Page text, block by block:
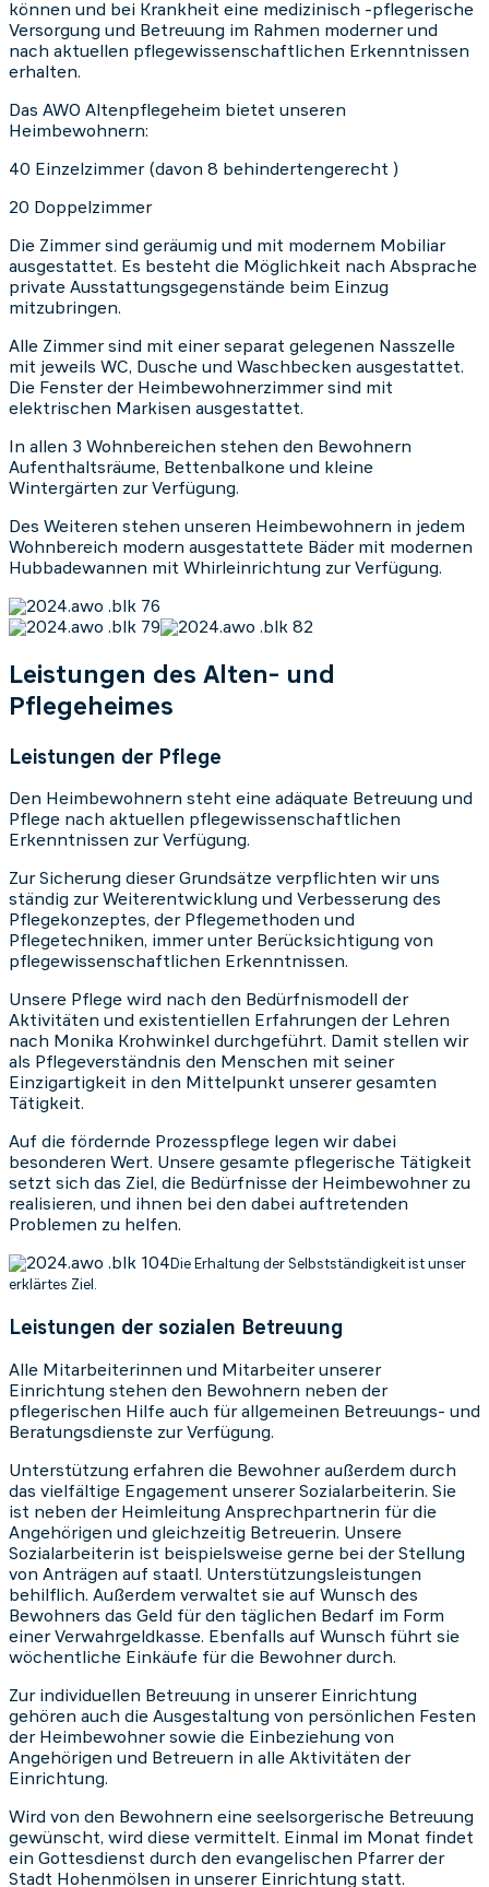
können und bei Krankheit eine medizinisch -pflegerische
Versorgung und Betreuung im Rahmen moderner und
nach aktuellen pflegewissenschaftlichen Erkenntnissen
erhalten.
Das AWO Altenpflegeheim bietet unseren
Heimbewohnern:
40 Einzelzimmer (davon 8 behindertengerecht )
20 Doppelzimmer
Die Zimmer sind geräumig und mit modernem Mobiliar
ausgestattet. Es besteht die Möglichkeit nach Absprache
private Ausstattungsgegenstände beim Einzug
mitzubringen.
Alle Zimmer sind mit einer separat gelegenen Nasszelle
mit jeweils WC, Dusche und Waschbecken ausgestattet.
Die Fenster der Heimbewohnerzimmer sind mit
elektrischen Markisen ausgestattet.
In allen 3 Wohnbereichen stehen den Bewohnern
Aufenthaltsräume, Bettenbalkone und kleine
Wintergärten zur Verfügung.
Des Weiteren stehen unseren Heimbewohnern in jedem
Wohnbereich modern ausgestattete Bäder mit modernen
Hubbadewannen mit Whirleinrichtung zur Verfügung.
Leistungen des Alten- und
Pflegeheimes
Leistungen der Pflege
Den Heimbewohnern steht eine adäquate Betreuung und
Pflege nach aktuellen pflegewissenschaftlichen
Erkenntnissen zur Verfügung.
Zur Sicherung dieser Grundsätze verpflichten wir uns
ständig zur Weiterentwicklung und Verbesserung des
Pflegekonzeptes, der Pflegemethoden und
Pflegetechniken, immer unter Berücksichtigung von
pflegewissenschaftlichen Erkenntnissen.
Unsere Pflege wird nach den Bedürfnismodell der
Aktivitäten und existentiellen Erfahrungen der Lehren
nach Monika Krohwinkel durchgeführt. Damit stellen wir
als Pflegeverständnis den Menschen mit seiner
Einzigartigkeit in den Mittelpunkt unserer gesamten
Tätigkeit.
Auf die fördernde Prozesspflege legen wir dabei
besonderen Wert. Unsere gesamte pflegerische Tätigkeit
setzt sich das Ziel, die Bedürfnisse der Heimbewohner zu
realisieren, und ihnen bei den dabei auftretenden
Problemen zu helfen.
Die Erhaltung der Selbstständigkeit ist unser
erklärtes Ziel.
Leistungen der sozialen Betreuung
Alle Mitarbeiterinnen und Mitarbeiter unserer
Einrichtung stehen den Bewohnern neben der
pflegerischen Hilfe auch für allgemeinen Betreuungs- und
Beratungsdienste zur Verfügung.
Unterstützung erfahren die Bewohner außerdem durch
das vielfältige Engagement unserer Sozialarbeiterin. Sie
ist neben der Heimleitung Ansprechpartnerin für die
Angehörigen und gleichzeitig Betreuerin. Unsere
Sozialarbeiterin ist beispielsweise gerne bei der Stellung
von Anträgen auf staatl. Unterstützungsleistungen
behilflich. Außerdem verwaltet sie auf Wunsch des
Bewohners das Geld für den täglichen Bedarf im Form
einer Verwahrgeldkasse. Ebenfalls auf Wunsch führt sie
wöchentliche Einkäufe für die Bewohner durch.
Zur individuellen Betreuung in unserer Einrichtung
gehören auch die Ausgestaltung von persönlichen Festen
der Heimbewohner sowie die Einbeziehung von
Angehörigen und Betreuern in alle Aktivitäten der
Einrichtung.
Wird von den Bewohnern eine seelsorgerische Betreuung
gewünscht, wird diese vermittelt. Einmal im Monat findet
ein Gottesdienst durch den evangelischen Pfarrer der
Stadt Hohenmölsen in unserer Einrichtung statt.